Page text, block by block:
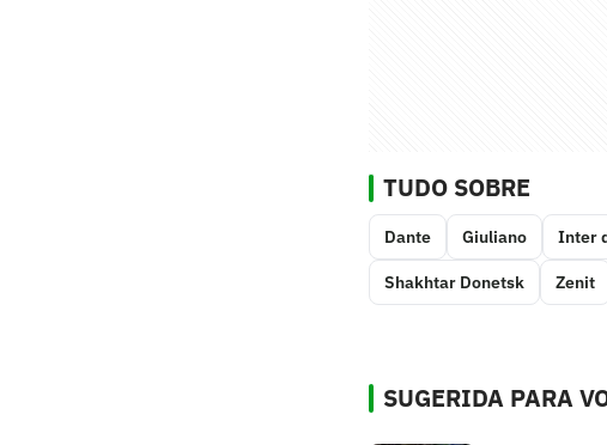
TUDO SOBRE
Dante Giuliano Inter
Shakhtar Donetsk Zenit
SUGERIDA PARA